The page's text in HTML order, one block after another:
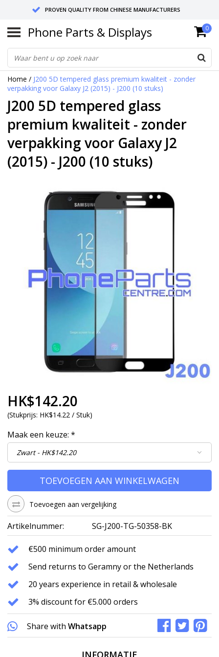
PROVEN QUALITY FROM CHINESE MANUFACTURERS
SEND RETURNS TO GERMANY OR NETHERLANDS
10 DAY SHIPPING
Phone Parts & Displays 0
Home / J200 5D tempered glass premium kwaliteit - zonder
verpakking voor Galaxy J2 (2015) - J200 (10 stuks)
J200 5D tempered glass
premium kwaliteit - zonder
verpakking voor Galaxy J2
(2015) - J200 (10 stuks)
HK$142.20
(Stukprijs: HK$14.22 / Stuk)
Maak een keuze: *
TOEVOEGEN AAN WINKELWAGEN
Toevoegen aan vergelijking
Artikelnummer: SG-J200-TG-50358-BK
€500 minimum order amount
Send returns to Geramny or the Netherlands
20 years experience in retail & wholesale
3% discount for €5.000 orders
Share with Whatsapp
INFORMATIE